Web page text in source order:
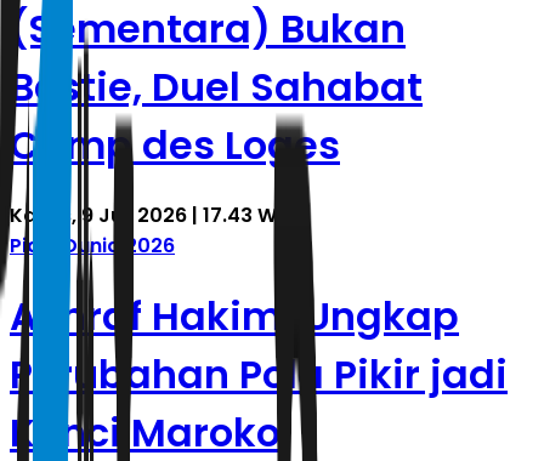
(Sementara) Bukan
Bestie, Duel Sahabat
Camp des Loges
Kamis, 9 Juli 2026 | 17.43 WIB
Piala Dunia 2026
Achraf Hakimi Ungkap
Perubahan Pola Pikir jadi
Kunci Maroko